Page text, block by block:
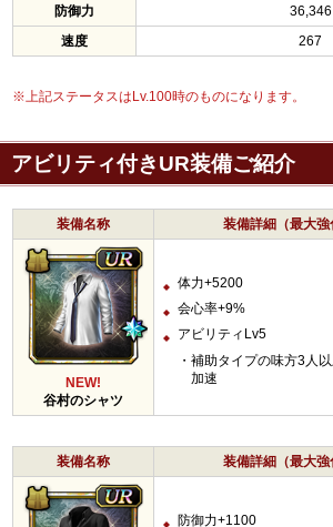
防御力
36,346
速度
267
※上記ステータスはLv.100時のものになります。
アビリティ付きUR装備ご紹介
装備名称 装備詳細（最大強
NEW!
谷村のシャツ
体力+5200
会心率+9%
アビリティLv5
補助タイプの味方3人
加速
装備名称 装備詳細（最大強
防御力+1100